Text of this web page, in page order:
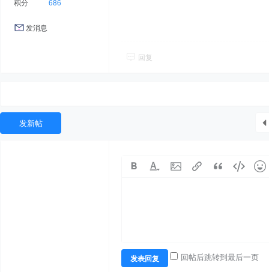
积分 686
发消息
回复
发新帖
发表回复 回帖后跳转到最后一页